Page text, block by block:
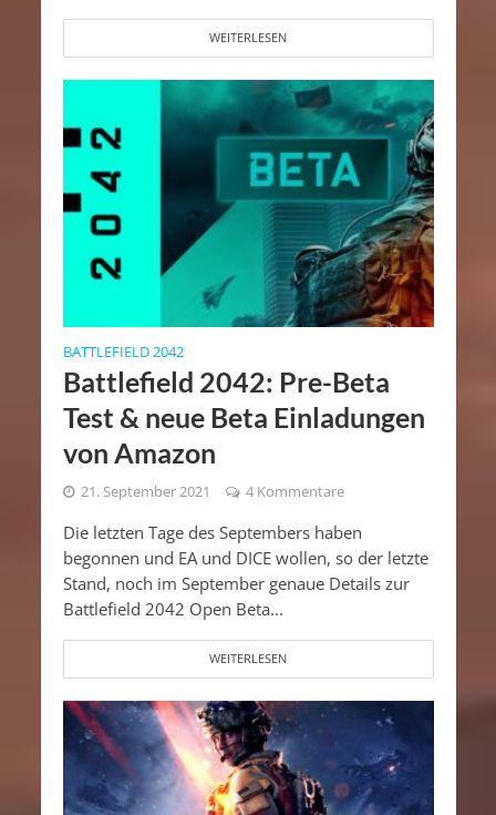
WEITERLESEN
BATTLEFIELD 2042
Battlefield 2042: Pre-Beta
Test & neue Beta Einladungen
von Amazon
21. September 2021 4 Kommentare
Die letzten Tage des Septembers haben
begonnen und EA und DICE wollen, so der letzte
Stand, noch im September genaue Details zur
Battlefield 2042 Open Beta...
WEITERLESEN